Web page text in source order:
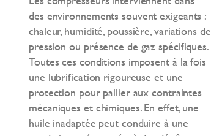
des environnements souvent exigeants :
chaleur, humidité, poussière, variations de
pression ou présence de gaz spécifiques.
Toutes ces conditions imposent à la fois
une lubrification rigoureuse et une
protection pour pallier aux contraintes
mécaniques et chimiques. En effet, une
huile inadaptée peut conduire à une